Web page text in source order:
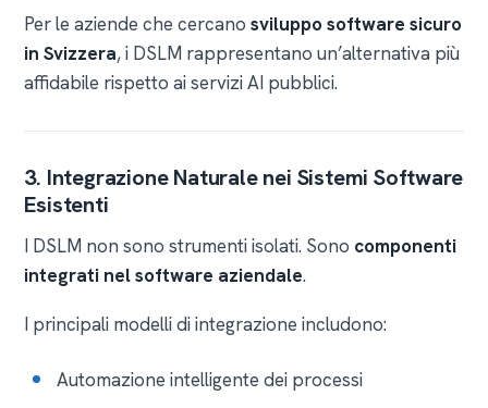
Per le aziende che cercanosviluppo software sicuro
in Svizzera, i DSLM rappresentano un’alternativa più
affidabile rispetto ai servizi AI pubblici.
3. Integrazione Naturale nei Sistemi Software
Esistenti
I DSLM non sono strumenti isolati. Sono componenti
integrati nel software aziendale.
I principali modelli di integrazione includono:
Automazione intelligente dei processi